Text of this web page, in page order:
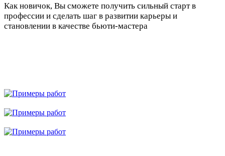
Как новичок, Вы сможете получить сильный старт в
профессии и сделать шаг в развитии карьеры и
становлении в качестве бьюти-мастера